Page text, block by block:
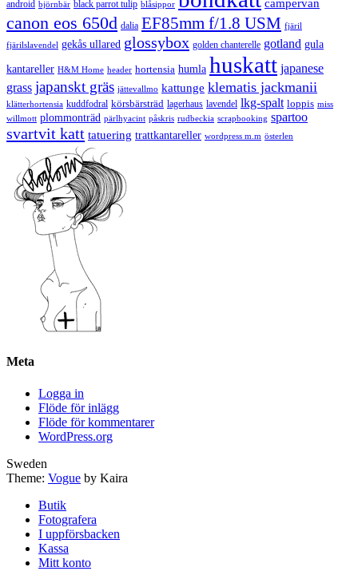
android björnbär black parrot tulip blåsippor campervan
canon eos 650d dalia EF85mm f/1.8 USM fjäril
fjärilslavendel gekås ullared glossybox golden chanterelle gotland gula
kantareller H&M Home header hortensia humla huskatt japanese
grass japanskt gräs jättevallmo kattunge klematis jackmanii
klätterhortensia kuddfodral körsbärsträd lagerhaus lavendel lkg-spalt loppis miss
willmott plommonträd pärlhyacint påskris rudbeckia scrapbooking spartoo
svartvit katt tatuering trattkantareller wordpress m.m österlen
Meta
Logga in
Flöde för inlägg
Flöde för kommentarer
WordPress.org
Sweden
Theme: Vogue by Kaira
Butik
Fotografera
I uppförsbacken
Kassa
Mitt konto